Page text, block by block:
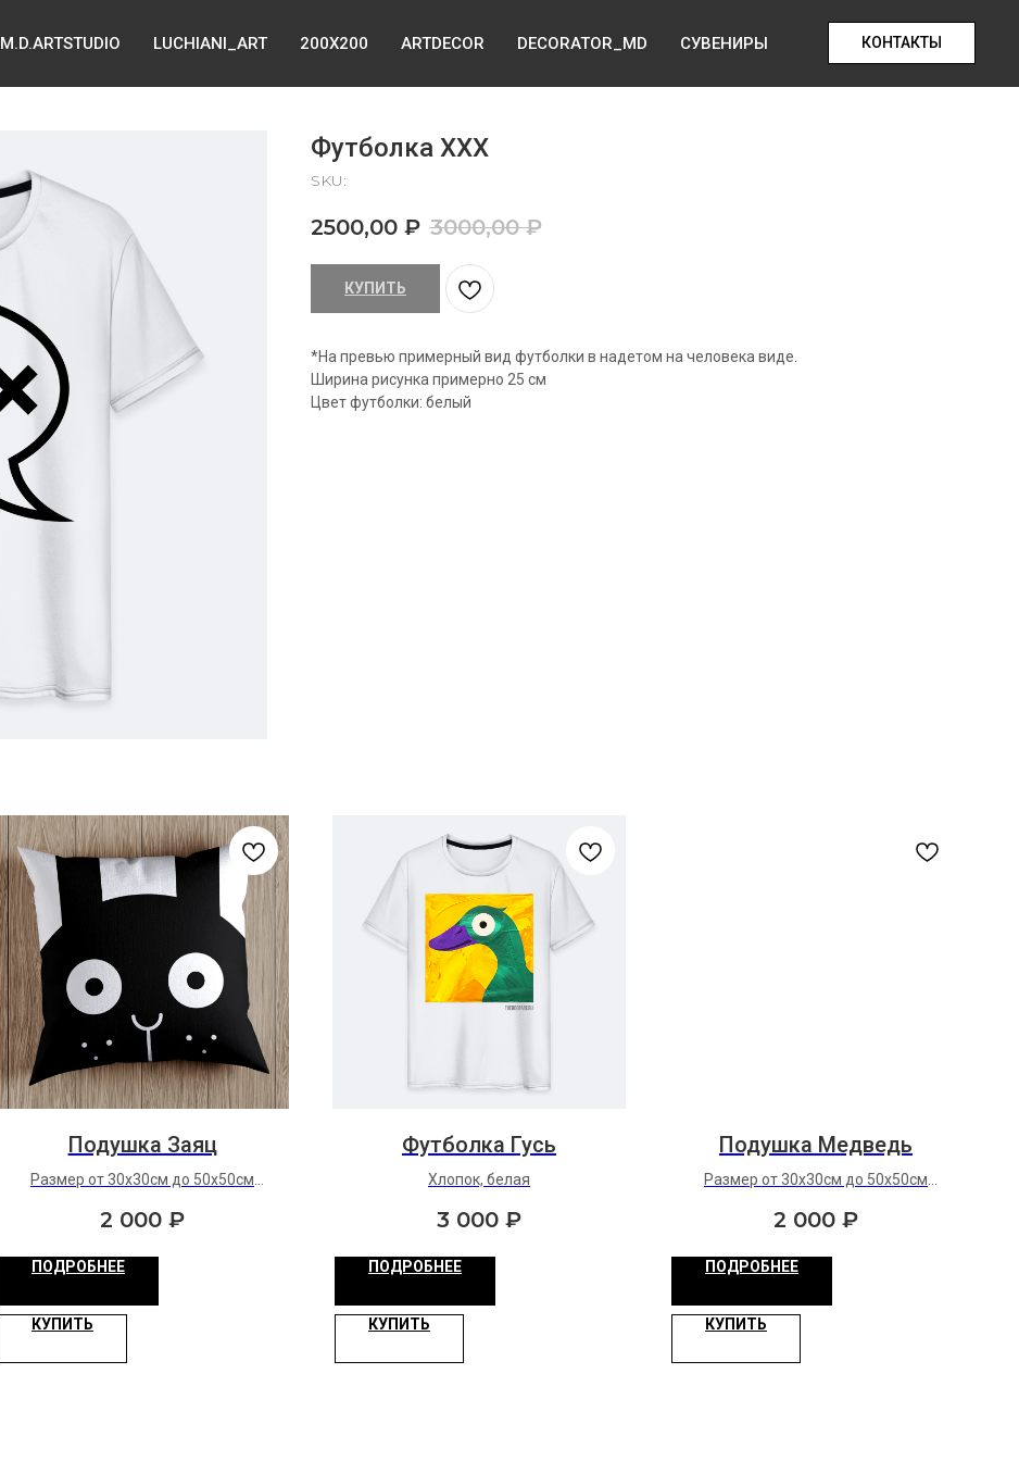
M.D.ARTSTUDIO LUCHIANI_ART 200X200 ARTDECOR DECORATOR_MD СУВЕНИРЫ КОНТАКТЫ
Футболка XXX
SKU:
2500,00 ₽ 3000,00 ₽
КУПИТЬ
*На превью примерный вид футболки в надетом на человека виде.
Ширина рисунка примерно 25 см
Цвет футболки: белый
Подушка Заяц
Размер от 30х30см до 50х50см
2 000 ₽
ПОДРОБНЕЕ
КУПИТЬ
Футболка Гусь
Хлопок, белая
3 000 ₽
ПОДРОБНЕЕ
КУПИТЬ
Подушка Медведь
Размер от 30х30см до 50х50см
2 000 ₽
ПОДРОБНЕЕ
КУПИТЬ